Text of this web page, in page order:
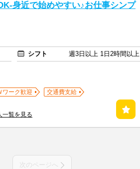
身近で始めやすい♪お仕事シンプ
シフト
週3日以上 1日2時間以上
ワーク歓迎
交通費支給
一覧を見る
次のページへ